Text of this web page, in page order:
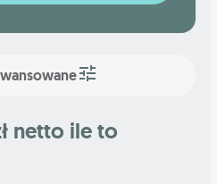
netto ile to